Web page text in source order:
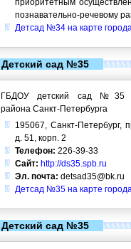
приоритетным
познавательно-речевому
Детсад №34 на карте
Детский сад №35
ГБДОУ детский сад №35
района Санкт-Петербурга
195067, Санкт-
д. 51, корп. 2
Телефон: 226-39-33
Сайт: http://ds35.spb.ru
Эл. почта: detsad35@bk.ru
Детсад №35 на карте
Детский сад №35